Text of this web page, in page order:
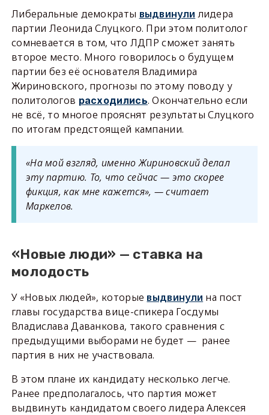
Либеральные демократы выдвинули лидера
партии Леонида Слуцкого. При этом политолог
сомневается в том, что ЛДПР сможет занять
второе место. Много говорилось о будущем
партии без её основателя Владимира
Жириновского, прогнозы по этому поводу у
политологов расходились. Окончательно если
не всё, то многое прояснят результаты Слуцкого
по итогам предстоящей кампании.
«На мой взгляд, именно Жириновский делал
эту партию. То, что сейчас — это скорее
фикция, как мне кажется», — считает
Маркелов.
«Новые люди» — ставка на
молодость
У «Новых людей», которые выдвинули на пост
главы государства вице-спикера Госдумы
Владислава Даванкова, такого сравнения с
предыдущими выборами не будет — ранее
партия в них не участвовала.
В этом плане их кандидату несколько легче.
Ранее предполагалось, что партия может
выдвинуть кандидатом своего лидера Алексея